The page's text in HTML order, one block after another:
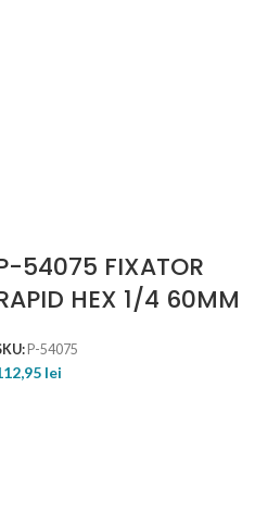
54075 FIXATOR
HEX 1/4 60MM
P-54075
lei